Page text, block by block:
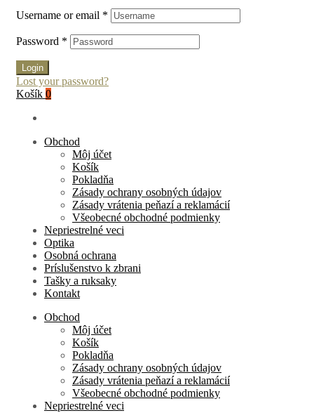
Username or email *
Password *
Login
Lost your password?
Košík 0
Obchod
Môj účet
Košík
Pokladňa
Zásady ochrany osobných údajov
Zásady vrátenia peňazí a reklamácií
Všeobecné obchodné podmienky
Nepriestrelné veci
Optika
Osobná ochrana
Príslušenstvo k zbrani
Tašky a ruksaky
Kontakt
Obchod
Môj účet
Košík
Pokladňa
Zásady ochrany osobných údajov
Zásady vrátenia peňazí a reklamácií
Všeobecné obchodné podmienky
Nepriestrelné veci